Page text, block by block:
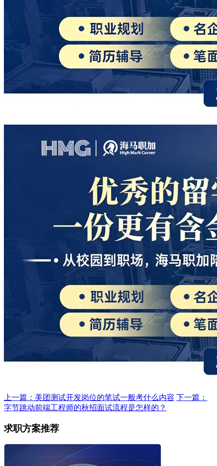
上一篇：美团测试开发岗位的笔试一般考什么内容 下一篇：
字节跳动前端工程师的秋招面试流程是怎样的？
求职方案推荐